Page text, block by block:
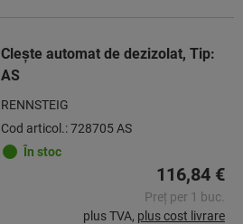
Cleşte automat de dezizolat, Tip:
AS
RENNSTEIG
Cod articol.: 728705 AS
În stoc
116,84 €
Preț per 1 buc.
plus TVA, plus cost livrare